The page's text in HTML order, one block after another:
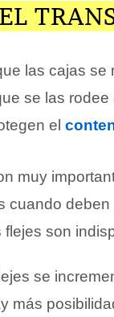
las cajas
se las
el
muy
cuando
son
se
más